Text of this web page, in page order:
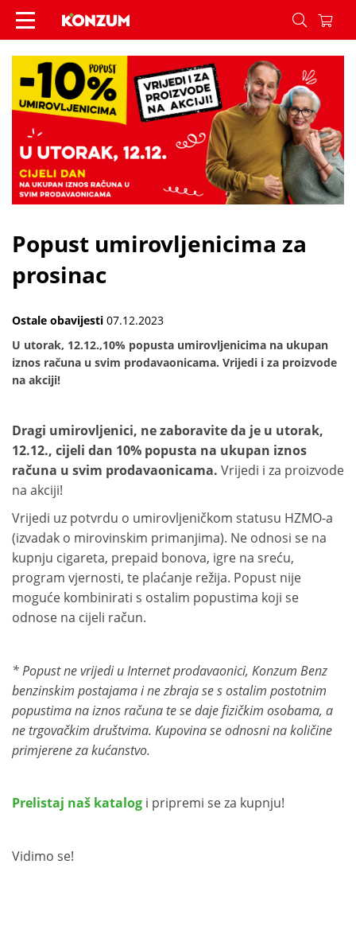
Popust umirovljenicima za prosinac - Vijesti -
Popust umirovljenicima za
prosinac
Ostale obavijesti 07.12.2023
U utorak, 12.12.,10% popusta umirovljenicima na ukupan
iznos računa u svim prodavaonicama. Vrijedi i za proizvode
na akciji!
Dragi umirovljenici, ne zaboravite da je u utorak,
12.12., cijeli dan 10% popusta na ukupan iznos
računa u svim prodavaonicama. Vrijedi i za proizvode
na akciji!
Vrijedi uz potvrdu o umirovljeničkom statusu HZMO-a
(izvadak o mirovinskim primanjima). Ne odnosi se na
kupnju cigareta, prepaid bonova, igre na sreću,
program vjernosti, te plaćanje režija. Popust nije
moguće kombinirati s ostalim popustima koji se
odnose na cijeli račun.
* Popust ne vrijedi u Internet prodavaonici, Konzum Benz
benzinskim postajama i ne zbraja se s ostalim postotnim
popustima na iznos računa te se daje fizičkim osobama, a
ne trgovačkim društvima. Kupovina se odnosni na količine
primjerene za kućanstvo.
Prelistaj naš katalog i pripremi se za kupnju!
Vidimo se!